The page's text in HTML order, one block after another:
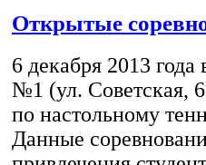
Открытые
6 декабря 2013 года
№1 (ул. Советская,
по настольному
Данные